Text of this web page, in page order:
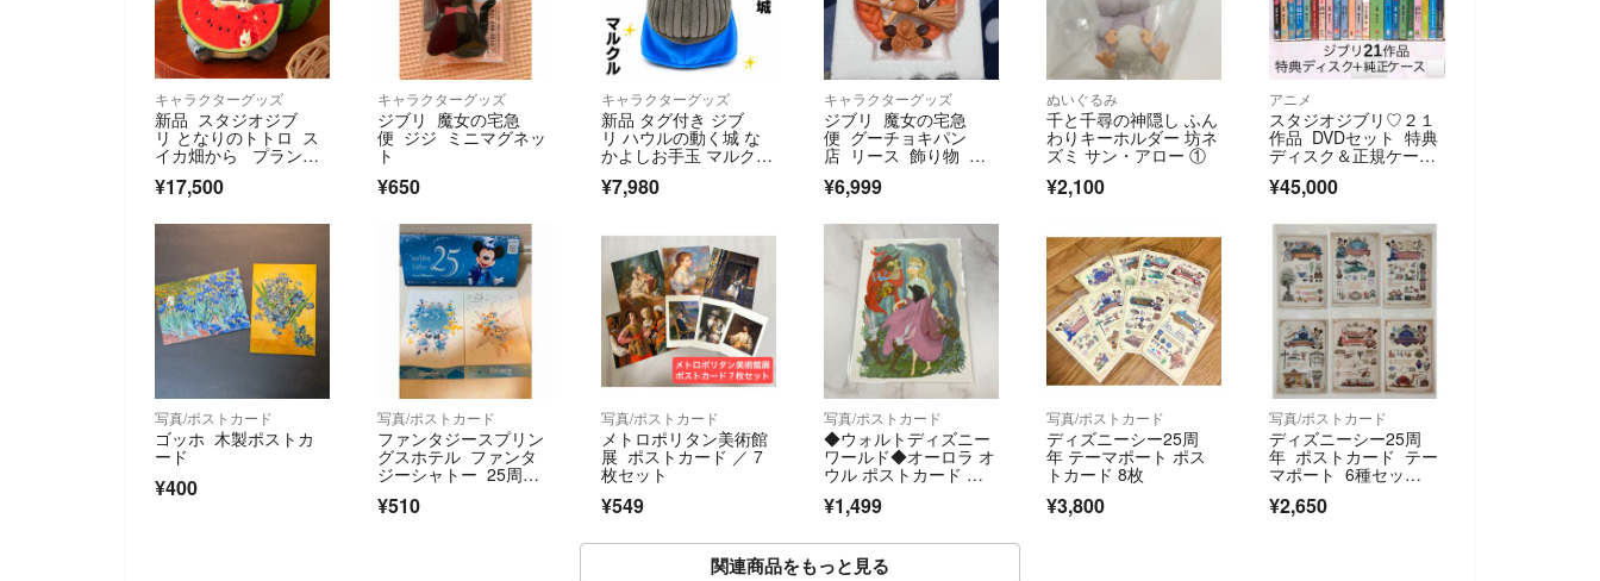
キャラクターグッズ
新品 スタジオジブ
リ となりのトトロ ス
イカ畑から プランタ
¥17,500
キャラクターグッズ
ジブリ 魔女の宅急
便 ジジ ミニマグネッ
ト
¥650
キャラクターグッズ
新品 タグ付き ジブ
リ ハウルの動く城 な
かよしお手玉 マルク
¥7,980
キャラクターグッズ
ジブリ 魔女の宅急
便 グーチョキパン
店 リース 飾り物 置
¥6,999
ぬいぐるみ
千と千尋の神隠し ふん
わりキーホルダー 坊ネ
ズミ サン・アロー ①
¥2,100
アニメ
スタジオジブリ♡２１
作品 DVDセット 特典
ディスク＆正規ケース
能】国内正規品
¥45,000
写真/ポストカード
ゴッホ 木製ポストカ
ード
¥400
写真/ポストカード
ファンタジースプリン
グスホテル ファンタ
ジーシャトー 25周年
¥510
写真/ポストカード
メトロポリタン美術館
展 ポストカード ／ 7
枚セット
¥549
写真/ポストカード
◆ウォルトディズニー
ワールド◆オーロラ オ
ウル ポストカード ハ
¥1,499
写真/ポストカード
ディズニーシー25周
年 テーマポート ポス
トカード 8枚
¥3,800
写真/ポストカード
ディズニーシー25周
年 ポストカード テー
マポート 6種セッ
¥2,650
関連商品をもっと見る